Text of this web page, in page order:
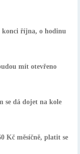
konci října, o hodinu
mít otevřeno
se dá dojet na kole
Kč měsíčně, platit se